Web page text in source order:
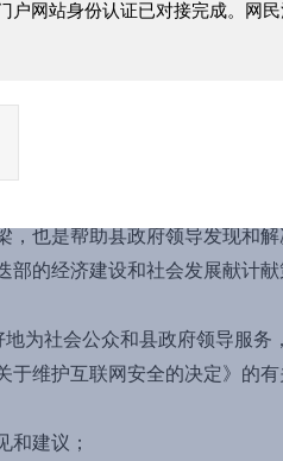
县人民政府”门户网站向县政
也是帮助县政府领导发现和
的经济建设和社会发展献计
为社会公众和县政府领导服务
维护互联网安全的决定》的
建议；
网站身份认证已对接完成。网民